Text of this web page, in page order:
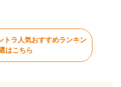
トラ人気おすすめランキン
はこちら